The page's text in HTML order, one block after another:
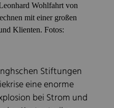
Wohlfahrt von
mit einer großen
Klienten. Fotos:
Stiftungen
eine enorme
bei Strom und